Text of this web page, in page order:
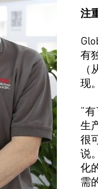
注
有
（
现。
“
生
很
说。
化
需